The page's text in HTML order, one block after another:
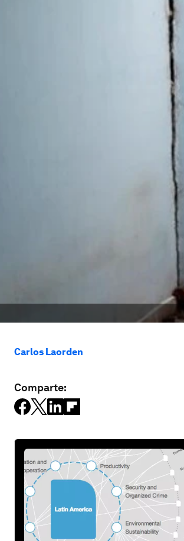
Carlos Laorden
Comparte: